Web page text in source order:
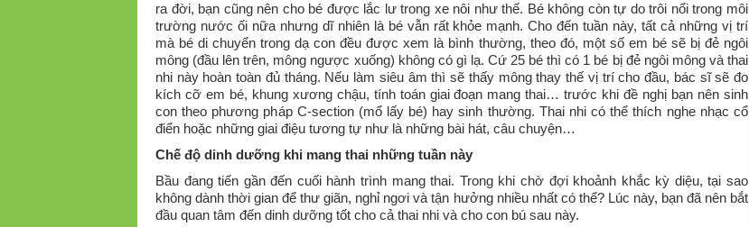
ra đời, bạn cũng nên cho bé được lắc lư trong xe nôi như thế. Bé không còn tự do trôi nổi trong môi
trường nước ối nữa nhưng dĩ nhiên là bé vẫn rất khỏe mạnh. Cho đến tuần này, tất cả những vị trí
mà bé di chuyển trong dạ con đều được xem là bình thường, theo đó, một số em bé sẽ bị đẻ ngôi
mông (đầu lên trên, mông ngược xuống) không có gì lạ. Cứ 25 bé thì có 1 bé bị đẻ ngôi mông và thai
nhi này hoàn toàn đủ tháng. Nếu làm siêu âm thì sẽ thấy mông thay thế vị trí cho đầu, bác sĩ sẽ đo
kích cỡ em bé, khung xương chậu, tính toán giai đoạn mang thai… trước khi đề nghị bạn nên sinh
con theo phương pháp C-section (mổ lấy bé) hay sinh thường. Thai nhi có thể thích nghe nhạc cổ
điển hoặc những giai điệu tương tự như là những bài hát, câu chuyện…
Chế độ dinh dưỡng khi mang thai những tuần này
Bầu đang tiến gần đến cuối hành trình mang thai. Trong khi chờ đợi khoảnh khắc kỳ diệu, tại sao
không dành thời gian để thư giãn, nghỉ ngơi và tận hưởng nhiều nhất có thể? Lúc này, bạn đã nên bắt
đầu quan tâm đến dinh dưỡng tốt cho cả thai nhi và cho con bú sau này.